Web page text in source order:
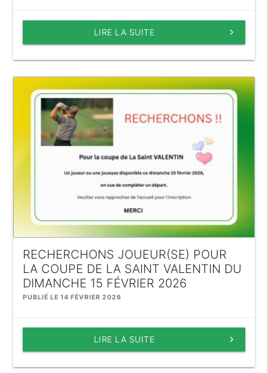
keyboard_arrow_right
LIRE LA SUITE
RECHERCHONS JOUEUR(SE) POUR
LA COUPE DE LA SAINT VALENTIN DU
DIMANCHE 15 FÉVRIER 2026
PUBLIÉ LE 14 FÉVRIER 2026
keyboard_arrow_right
LIRE LA SUITE